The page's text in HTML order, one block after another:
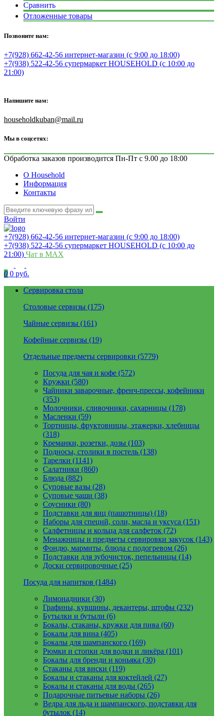
Сравнить
Отложенные товары
Позвоните нам:
+7(928) 662-42-56 интернет-магазин (с 9:00 до 18:00)
+7(938) 522-42-56 супермаркет HOUSEHOLD (с 10:00 до
21:00)
Напишите нам:
householdkuban@mail.ru
Мы в соцсетях:
Обработка заказов производится Пн-Пт с 9.00 до 18:00
О Household
Информация
Контакты
Войти
+7(928) 662-42-56 интернет-магазин (с 9:00 до 18:00)
+7(938) 522-42-56 супермаркет HOUSEHOLD (с 10:00 до
21:00) Чат в MAX
0 0 руб.
Сервировка стола
Столовые сервизы (175)
Чайные сервизы (161)
Кофейные сервизы (19)
Отдельные предметы сервировки (5779)
Посуда для чая и кофе (572)
Кружки (580)
Чайники заварочные, френч-прессы, кофейники
(353)
Молочники, сливочники, сахарницы (178)
Масленки (59)
Тортницы, фруктовницы, этажерки, хлебницы
(318)
Креманки, розетки, дозы (103)
Подносы, столики в постель (138)
Тарелки (1141)
Салатники (860)
Блюда (882)
Суповые вазы (28)
Суповые чаши (38)
Соусники (80)
Подставки для яиц (пашотницы) (18)
Наборы для специй, соли, масла и уксуса (151)
Салфетницы и кольца для салфеток (72)
Менажницы и предметы сервировки закусок (143)
Фондю, мармиты, блюда с подогревом (26)
Подставки для зубочисток, пепельницы (14)
Доски сервировочные (25)
Посуда для напитков (1484)
Лимонадники (30)
Графины, кувшины, декантеры, штофы (232)
Бутылки и бутыли (6)
Бокалы, стаканы, кружки для пива (60)
Бокалы для вина (405)
Бокалы для шампанского (169)
Рюмки и стопки для водки и ликёра (101)
Бокалы для бренди и коньяка (30)
Стаканы для виски (119)
Бокалы и стаканы для коктейлей (27)
Бокалы и стаканы для воды (265)
Подарочные питьевые наборы (26)
Ведра для льда и шампанского, подставки для
бутылок (14)